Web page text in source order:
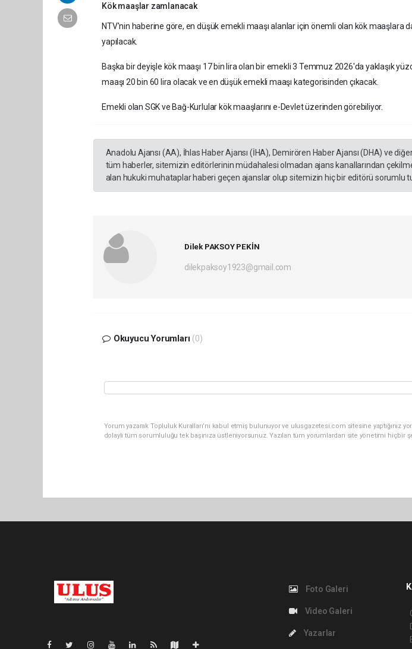
Kök maaşlar zamlanacak
NTV'nin haberine göre, en düşük emekli maaşı alanlar için önemli olan kök maaşlara
yapılacak.
Başka bir deyişle kök maaşı 17 bin lira olan bir emekli 3 Temmuz 2026'da yaklaşık
maaşı 20 bin 60 lira olacak ve en düşük emekli maaşı kategorisinden çıkacak.
Emekli olan SGK ve Bağ-Kurlular kök maaşlarını e-Devlet üzerinden görebiliyor.
Anadolu Ajansı (AA), İhlas Haber Ajansı (İHA), Demirören Haber Ajansı (DHA) ve
tüm haberler, sitemizin editörlerinin müdahalesi olmadan ajans kanallarından
alan hukuki muhataplar haberi geçen ajanslar olup sitemizin hiç bir editörü sorumlu
Dilek PAKSOY PEKİN
dilekpaksoy1923@gmail.com
Okuyucu Yorumları (0)
Yorum yazarak Topluluk Kuralları’nı kabul etmiş bulunuyor ve ulusgazetesi.com sitesine yaptığınız
dolaylı tüm sorumluluğu tek başınıza üstleniyorsunuz. Yazılan tüm yorumlardan site yönetimi hiçbir
Foto Galeri
Video Galeri
Yazarlar